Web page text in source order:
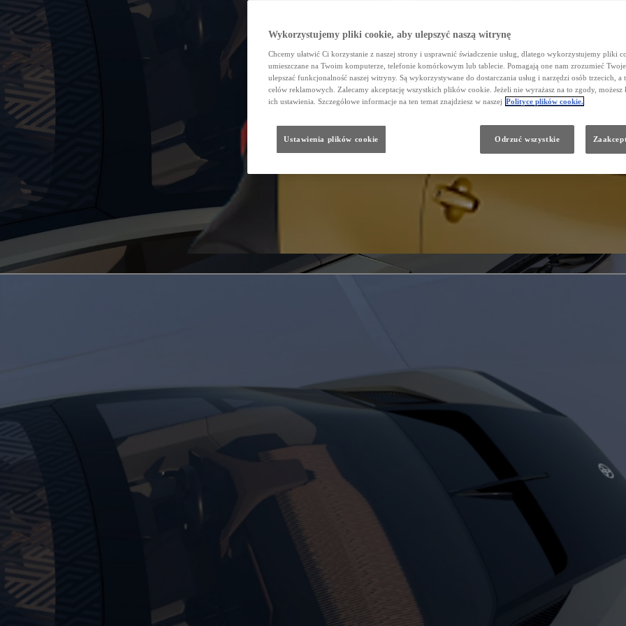
Wykorzystujemy pliki cookie, aby ulepszyć naszą witrynę
Chcemy ułatwić Ci korzystanie z naszej strony i usprawnić świadczenie usług, dlatego wykorzystujemy pliki
umieszczane na Twoim komputerze, telefonie komórkowym lub tablecie. Pomagają one nam zrozumieć
ulepszać funkcjonalność naszej witryny. Są wykorzystywane do dostarczania usług i narzędzi osób trzecich, a
celów reklamowych. Zalecamy akceptację wszystkich plików cookie. Jeżeli nie wyrażasz na to zgody, możesz
ich ustawienia. Szczegółowe informacje na ten temat znajdziesz w naszej Polityce plików cookie.
Ustawienia plików cookie Odrzuć wszystkie